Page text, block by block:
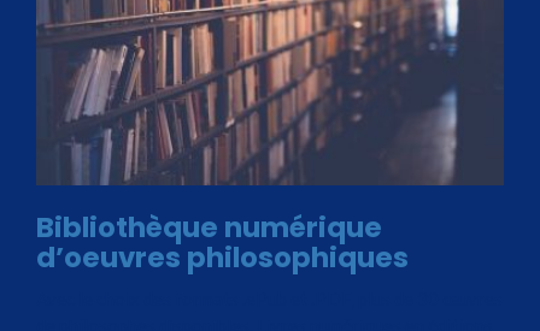
Bibliothèque numérique
d’oeuvres philosophiques